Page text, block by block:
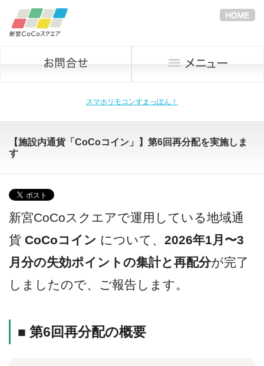
スマホリモコンすまっぽん！
【施設内通貨「CoCoコイン」】第6回再分配を実施しま
す
新宮CoCoスクエアで運用している地域通
貨 CoCoコイン について、 2026年1月〜3
月分の失効ポイントの集計と再配分が完了
しましたので、ご報告します。
■ 第6回再分配の概要